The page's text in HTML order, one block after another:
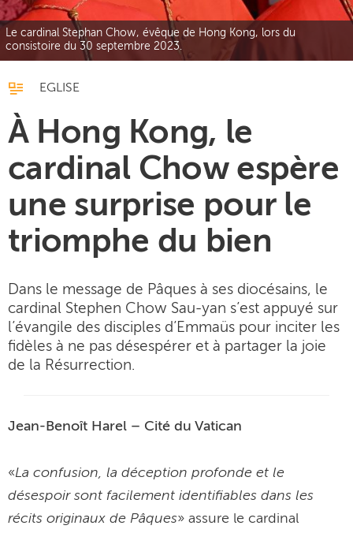
Le cardinal Stephan Chow, évêque de Hong Kong, lors du
consistoire du 30 septembre 2023.
EGLISE
À Hong Kong, le
cardinal Chow espère
une surprise pour le
triomphe du bien
Dans le message de Pâques à ses diocésains, le
cardinal Stephen Chow Sau-yan s’est appuyé sur
l’évangile des disciples d’Emmaüs pour inciter les
fidèles à ne pas désespérer et à partager la joie
de la Résurrection.
Jean-Benoît Harel – Cité du Vatican
«La confusion, la déception profonde et le
désespoir sont facilement identifiables dans les
récits originaux de Pâques» assure le cardinal